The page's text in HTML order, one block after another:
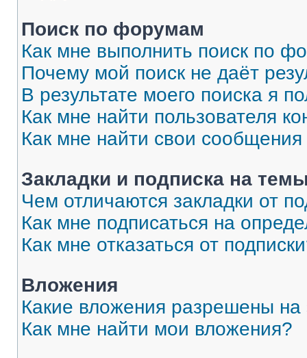
Поиск по форумам
Как мне выполнить поиск по
Почему мой поиск не даёт
В результате моего поиска я
Как мне найти пользователя
Как мне найти свои
Закладки и подписка на
Чем отличаются закладки от
Как мне подписаться на
Как мне отказаться от
Вложения
Какие вложения разрешены
Как мне найти мои вложения?